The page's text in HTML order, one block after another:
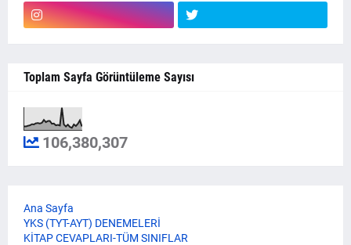
Toplam Sayfa Görüntüleme Sayısı
106,380,307
Ana Sayfa
YKS (TYT-AYT) DENEMELERİ
KİTAP CEVAPLARI-TÜM SINIFLAR